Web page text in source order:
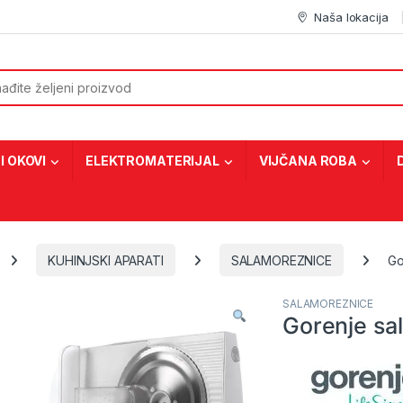
Naša lokacija
OKOVI ELEKTROMATERIJAL VIJČANA ROBA
KUHINJSKI APARATI SALAMOREZNICE
SALAMOREZNICE
Gorenje